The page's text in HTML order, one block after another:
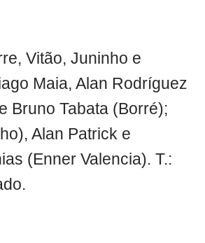
Vitão, Juninho e
Maia, Alan Rodríguez
Bruno Tabata (Borré);
Alan Patrick e
(Enner Valencia). T.: